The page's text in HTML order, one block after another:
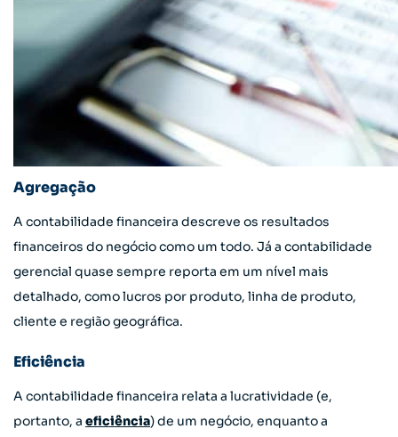
Agregação
A contabilidade financeira descreve os resultados
financeiros do negócio como um todo. Já a contabilidade
gerencial quase sempre reporta em um nível mais
detalhado, como lucros por produto, linha de produto,
cliente e região geográfica.
Eficiência
A contabilidade financeira relata a lucratividade (e,
portanto, a eficiência) de um negócio, enquanto a